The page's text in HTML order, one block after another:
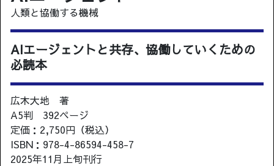
人類と協働する機械
AIエージェントと共存、協働していくための
必読本
広木大地 著
A5判 392ページ
定価：2,750円（税込）
ISBN：978-4-86594-458-7
2025年11月上旬刊行